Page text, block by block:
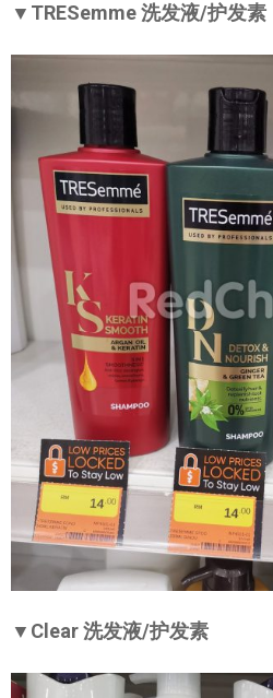
▼TRESemme 洗发液/护发素
▼Clear 洗发液/护发素